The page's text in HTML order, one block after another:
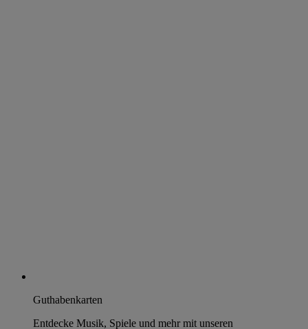
Guthabenkarten
Entdecke Musik, Spiele und mehr mit unseren